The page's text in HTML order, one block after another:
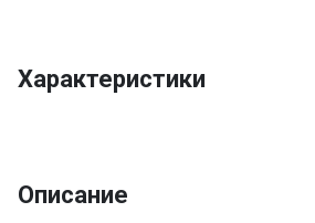
Характеристики
Описание